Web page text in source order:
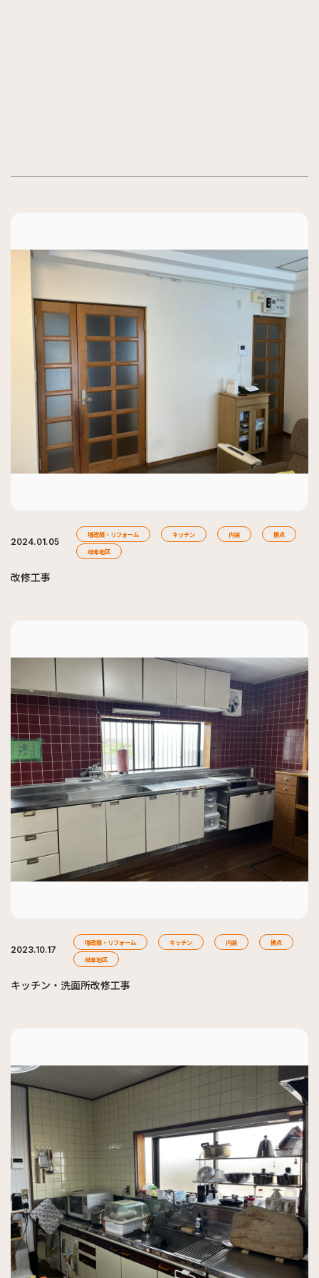
2024.01.05
増改築・リフォーム キッチン 内装
拠点
岐阜地区
改修工事
2023.10.17
増改築・リフォーム キッチン 内装
拠点
岐阜地区
キッチン・洗面所改修工事